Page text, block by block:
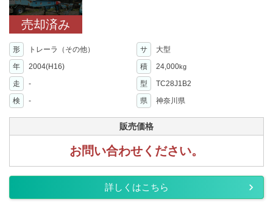
売却済み
形 トレーラ（その他） サ
大型
年
2004(H16) 積 24,000kg
走 - 型
TC28J1B2
検
- 県 神奈川県
販売価格
お問い合わせください。
詳しくはこちら